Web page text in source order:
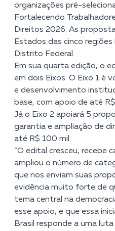
organizações pré-
Fortalecendo
Direitos 2026. As
Estados das cinco regiões
Distrito Federal.
Em sua quarta edição, o
em dois Eixos. O Eixo 1 é
e desenvolvimento
base, com apoio de até
Já o Eixo 2 apoiará 5
garantia e ampliação de
até R$ 100 mil.
“O edital cresceu, recebe
ampliou o número de
que nos enviam suas
evidência muito forte de
tema central na
esse apoio, e que essa
Brasil responde a uma